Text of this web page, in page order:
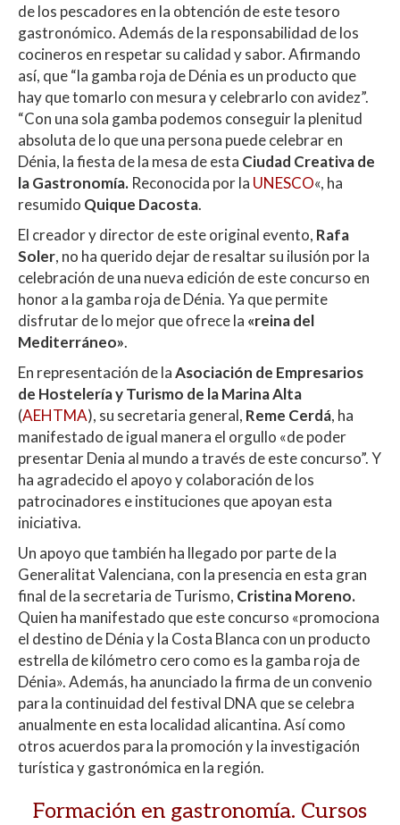
de los pescadores en la obtención de este tesoro
gastronómico. Además de la responsabilidad de los
cocineros en respetar su calidad y sabor. Afirmando
así, que “la gamba roja de Dénia es un producto que
hay que tomarlo con mesura y celebrarlo con avidez”.
“Con una sola gamba podemos conseguir la plenitud
absoluta de lo que una persona puede celebrar en
Dénia, la fiesta de la mesa de esta Ciudad Creativa de
la Gastronomía. Reconocida por la UNESCO«, ha
resumido Quique Dacosta.
El creador y director de este original evento, Rafa
Soler, no ha querido dejar de resaltar su ilusión por la
celebración de una nueva edición de este concurso en
honor a la gamba roja de Dénia. Ya que permite
disfrutar de lo mejor que ofrece la «reina del
Mediterráneo».
En representación de laAsociación de Empresarios
de Hostelería y Turismo de la Marina Alta
(AEHTMA), su secretaria general, Reme Cerdá, ha
manifestado de igual manera el orgullo «de poder
presentar Denia al mundo a través de este concurso”. Y
ha agradecido el apoyo y colaboración de los
patrocinadores e instituciones que apoyan esta
iniciativa.
Un apoyo que también ha llegado por parte de la
Generalitat Valenciana, con la presencia en esta gran
final de la secretaria de Turismo, Cristina Moreno.
Quien ha manifestado que este concurso «promociona
el destino de Dénia y la Costa Blanca con un producto
estrella de kilómetro cero como es la gamba roja de
Dénia». Además, ha anunciado la firma de un convenio
para la continuidad del festival DNA que se celebra
anualmente en esta localidad alicantina. Así como
otros acuerdos para la promoción y la investigación
turística y gastronómica en la región.
Formación en gastronomía. Cursos